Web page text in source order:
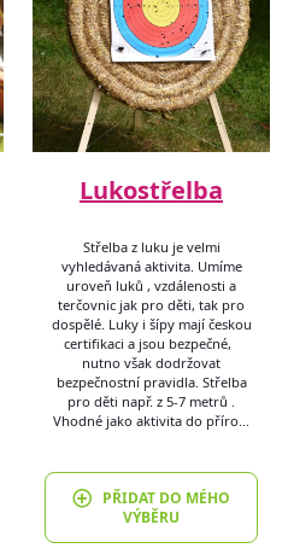
Lukostřelba
Střelba z luku je velmi
vyhledávaná aktivita. Umíme
uroveň luků , vzdálenosti a
terčovnic jak pro děti, tak pro
dospělé. Luky i šípy mají českou
certifikaci a jsou bezpečné,
nutno však dodržovat
bezpečnostní pravidla. Střelba
pro děti např. z 5-7 metrů .
Vhodné jako aktivita do příro…
PŘIDAT DO MÉHO
VÝBĚRU